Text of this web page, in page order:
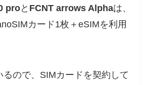
proと FCNT arrows Alphaは、
カード1枚＋eSIMを利用
ので、SIMカードを契約して